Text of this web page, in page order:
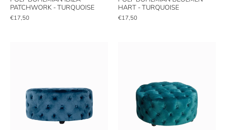
PATCHWORK - TURQUOISE
€17,50
HART - TURQUOISE
€17,50